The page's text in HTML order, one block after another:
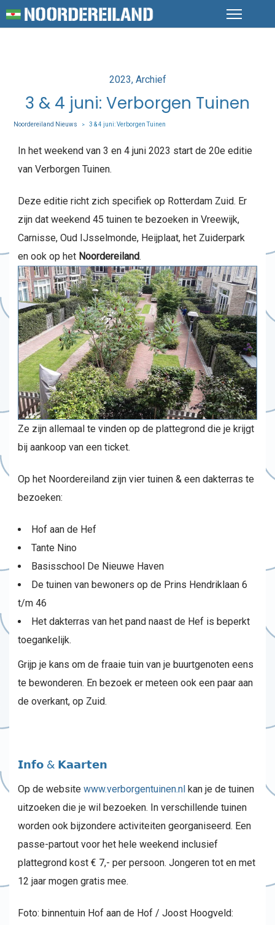
Posted
in
2023 Archief
3 & 4 juni: Verborgen Tuinen
Noordereiland Nieuws > 3 & 4 juni: Verborgen Tuinen
In het weekend van 3 en 4 juni 2023 start de 20e editie
van Verborgen Tuinen.
Deze editie richt zich specifiek op Rotterdam Zuid. Er
zijn dat weekend 45 tuinen te bezoeken in Vreewijk,
Carnisse, Oud IJsselmonde, Heijplaat, het Zuiderpark
en ook op het Noordereiland.
Ze zijn allemaal te vinden op de plattegrond die je krijgt
bij aankoop van een ticket.
Op het Noordereiland zijn vier tuinen & een dakterras te
bezoeken:
Hof aan de Hef
Tante Nino
Basisschool De Nieuwe Haven
De tuinen van bewoners op de Prins Hendriklaan 6
t/m 46
Het dakterras van het pand naast de Hef is beperkt
toegankelijk.
Grijp je kans om de fraaie tuin van je buurtgenoten eens
te bewonderen. En bezoek er meteen ook een paar aan
de overkant, op Zuid.
𝗜𝗻𝗳𝗼 & 𝗞𝗮𝗮𝗿𝘁𝗲𝗻
Op de website www.verborgentuinen.nl kan je de tuinen
uitzoeken die je wil bezoeken. In verschillende tuinen
worden ook bijzondere activiteiten georganiseerd. Een
passe-partout voor het hele weekend inclusief
plattegrond kost € 7,- per persoon. Jongeren tot en met
12 jaar mogen gratis mee.
Foto: binnentuin Hof aan de Hof / Joost Hoogveld: